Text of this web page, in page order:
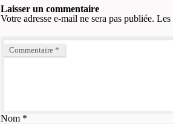
Laisser un commentaire
Votre adresse e-mail ne sera pas publiée. Les
Commentaire *
Nom*